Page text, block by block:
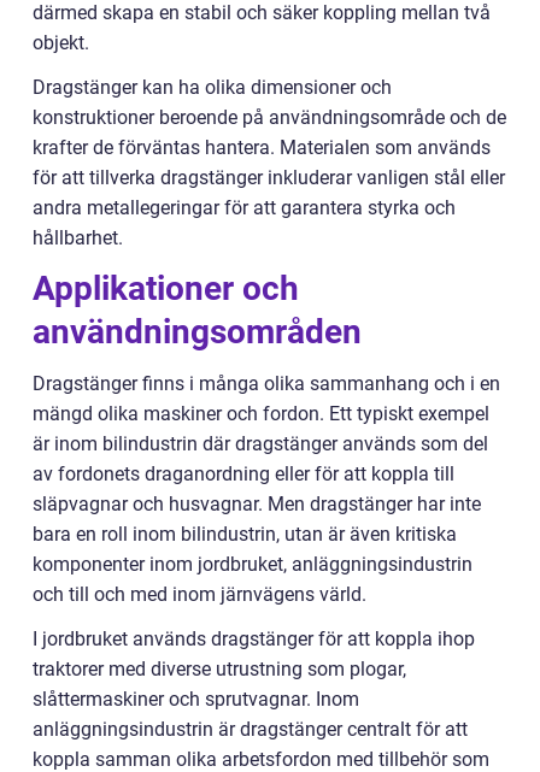
därmed skapa en stabil och säker koppling mellan två
objekt.
Dragstänger kan ha olika dimensioner och
konstruktioner beroende på användningsområde och de
krafter de förväntas hantera. Materialen som används
för att tillverka dragstänger inkluderar vanligen stål eller
andra metallegeringar för att garantera styrka och
hållbarhet.
Applikationer och
användningsområden
Dragstänger finns i många olika sammanhang och i en
mängd olika maskiner och fordon. Ett typiskt exempel
är inom bilindustrin där dragstänger används som del
av fordonets draganordning eller för att koppla till
släpvagnar och husvagnar. Men dragstänger har inte
bara en roll inom bilindustrin, utan är även kritiska
komponenter inom jordbruket, anläggningsindustrin
och till och med inom järnvägens värld.
I jordbruket används dragstänger för att koppla ihop
traktorer med diverse utrustning som plogar,
slåttermaskiner och sprutvagnar. Inom
anläggningsindustrin är dragstänger centralt för att
koppla samman olika arbetsfordon med tillbehör som